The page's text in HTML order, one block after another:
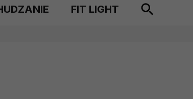
FIT LIGHT